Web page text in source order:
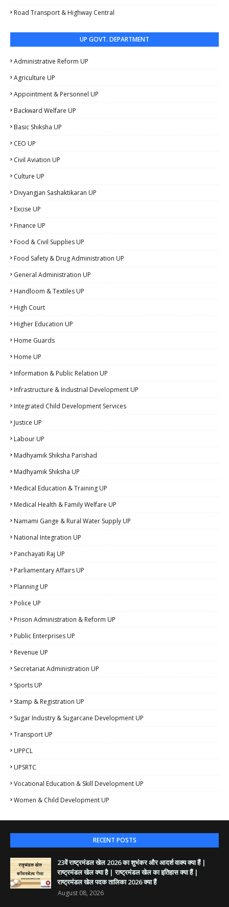
Road Transport & Highway Central
UP GOVT. DEPARTMENT
Administrative Reform UP
Agriculture UP
Appointment & Personnel UP
Backward Welfare UP
Basic Shiksha UP
CEO UP
Civil Aviation UP
Culture UP
Divyangjan Sashaktikaran UP
Excise UP
Finance UP
Food & Civil Supplies UP
Food Safety & Drug Administration UP
General Administration UP
Handloom & Textiles UP
High Court
Higher Education UP
Home Guards
Home UP
Information & Public Relation UP
Infrastructure & Industrial Development UP
Integrated Child Development Services
Justice UP
Labour UP
Madhyamik Shiksha Parishad
Madhyamik Shiksha UP
Medical Education & Training UP
Medical Health & Family Welfare UP
Namami Gange & Rural Water Supply UP
National Integration UP
Panchayati Raj UP
Parliamentary Affairs UP
Planning UP
Police UP
Prison Administration & Reform UP
Public Enterprises UP
Revenue UP
Secretariat Administration UP
Sports UP
Stamp & Registration UP
Sugar Industry & Sugarcane Development UP
Transport UP
UPPCL
UPSRTC
Vocational Education & Skill Development UP
Women & Child Development UP
RECENT POSTS
23वें राष्ट्रमंडल खेल 2026 का शुभंकर और आदर्श वाक्य क्या हैं |
राष्ट्रमंडल खेल क्या है | राष्ट्रमंडल खेल का इतिहास क्या हैं |
राष्ट्रमंडल खेल पदक तालिका 2026 क्या हैं
August 08, 2026